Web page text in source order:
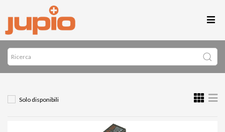
Solo disponibili